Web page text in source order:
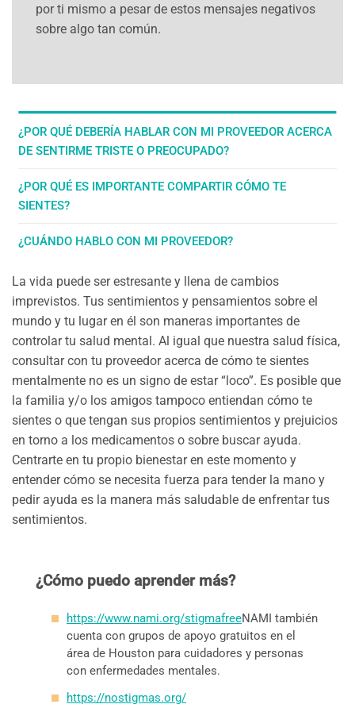
por ti mismo a pesar de estos mensajes negativos
sobre algo tan común.
¿POR QUÉ DEBERÍA HABLAR CON MI PROVEEDOR ACERCA
DE SENTIRME TRISTE O PREOCUPADO?
¿POR QUÉ ES IMPORTANTE COMPARTIR CÓMO TE
SIENTES?
¿CUÁNDO HABLO CON MI PROVEEDOR?
La vida puede ser estresante y llena de cambios
imprevistos. Tus sentimientos y pensamientos sobre el
mundo y tu lugar en él son maneras importantes de
controlar tu salud mental. Al igual que nuestra salud física,
consultar con tu proveedor acerca de cómo te sientes
mentalmente no es un signo de estar “loco”. Es posible que
la familia y/o los amigos tampoco entiendan cómo te
sientes o que tengan sus propios sentimientos y prejuicios
en torno a los medicamentos o sobre buscar ayuda.
Centrarte en tu propio bienestar en este momento y
entender cómo se necesita fuerza para tender la mano y
pedir ayuda es la manera más saludable de enfrentar tus
sentimientos.
¿Cómo puedo aprender más?
https://www.nami.org/stigmafreeNAMI también
cuenta con grupos de apoyo gratuitos en el
área de Houston para cuidadores y personas
con enfermedades mentales.
https://nostigmas.org/